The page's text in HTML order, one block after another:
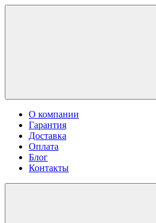
О компании
Гарантия
Доставка
Оплата
Блог
Контакты